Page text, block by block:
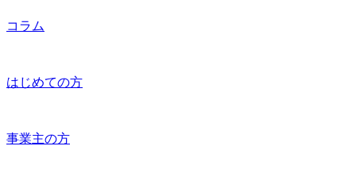
コラム
はじめての方
事業主の方